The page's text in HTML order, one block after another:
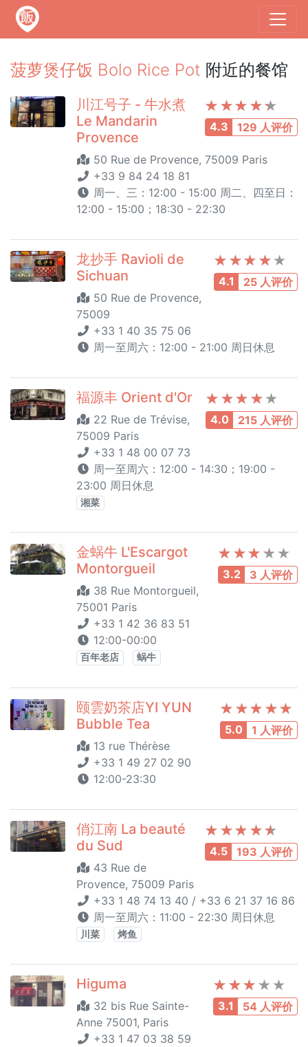
菠萝煲仔饭 Bolo Rice Pot 附近的餐馆
4.3 129 人评价
川江号子 - 牛水煮
Le Mandarin
Provence
50 Rue de Provence, 75009 Paris
+33 9 84 24 18 81
周一、三：12:00 - 15:00 周二、四至日：
12:00 - 15:00；18:30 - 22:30
4.1 25 人评价
龙抄手 Ravioli de
Sichuan
50 Rue de Provence,
75009
+33 1 40 35 75 06
周一至周六：12:00 - 21:00 周日休息
4.0 215 人评价
福源丰 Orient d'Or
22 Rue de Trévise,
75009 Paris
+33 1 48 00 07 73
周一至周六：12:00 - 14:30；19:00 -
23:00 周日休息
湘菜
3.2 3 人评价
金蜗牛 L'Escargot
Montorgueil
38 Rue Montorgueil,
75001 Paris
+33 1 42 36 83 51
12:00-00:00
百年老店 蜗牛
5.0 1 人评价
颐雲奶茶店YI YUN
Bubble Tea
13 rue Thérèse
+33 1 49 27 02 90
12:00-23:30
4.5 193 人评价
俏江南 La beauté
du Sud
43 Rue de
Provence, 75009 Paris
+33 1 48 74 13 40 / +33 6 21 37 16 86
周一至周六：11:00 - 22:30 周日休息
川菜 烤鱼
3.1 54 人评价
Higuma
32 bis Rue Sainte-
Anne 75001, Paris
+33 1 47 03 38 59